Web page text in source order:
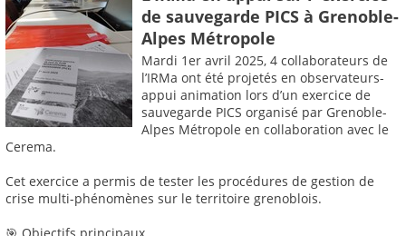
de sauvegarde PICS à Grenoble-
Alpes Métropole
Mardi 1er avril 2025, 4 collaborateurs de
l’IRMa ont été projetés en observateurs-
appui animation lors d’un exercice de
sauvegarde PICS organisé par Grenoble-
Alpes Métropole en collaboration avec le
Cerema.
Cet exercice a permis de tester les procédures de gestion de
crise multi-phénomènes sur le territoire grenoblois.